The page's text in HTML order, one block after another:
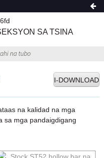
SA TSINA
na tubo
I-DOWNLOAD
na kalidad na mga
sa mga pandaigdigang